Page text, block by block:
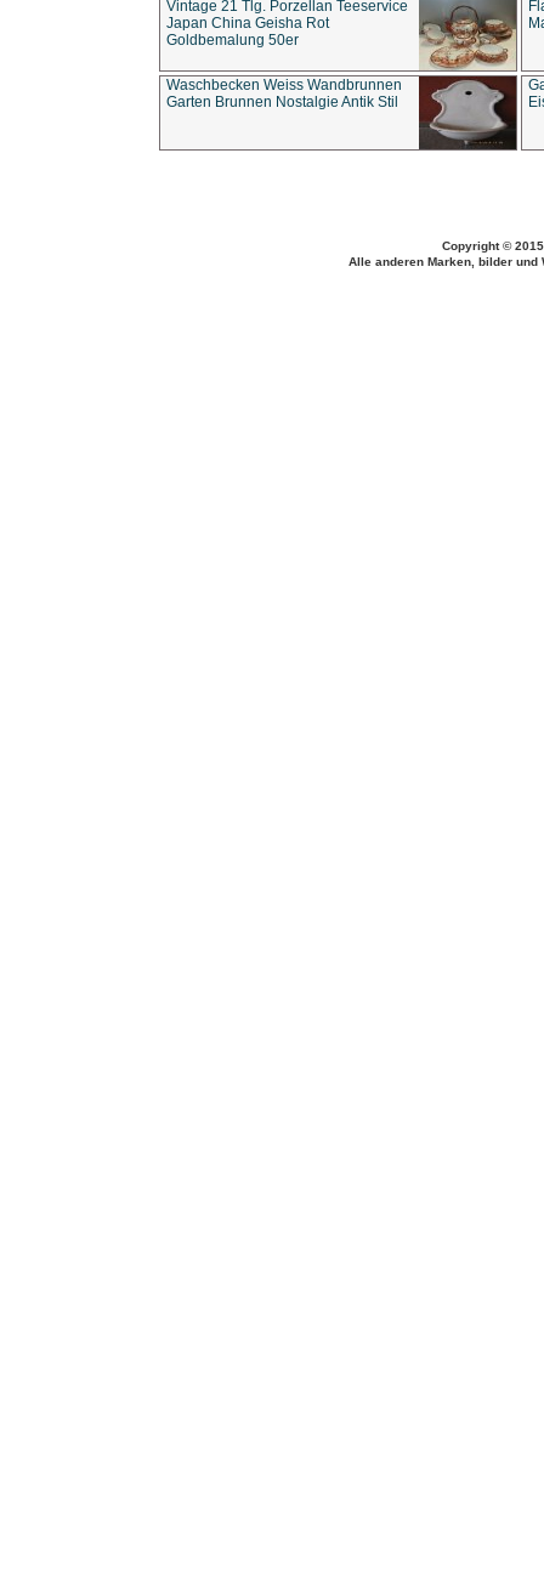
Vintage 21 Tlg. Porzellan Teeservice
Japan China Geisha Rot
Goldbemalung 50er
Waschbecken Weiss Wandbrunnen
Garten Brunnen Nostalgie Antik Stil
Copyright ©
Alle anderen Marken, bilder und